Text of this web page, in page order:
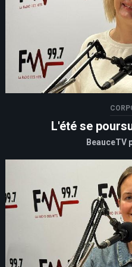
L'été se
BeauceTV